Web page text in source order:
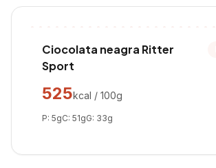
Ciocolata neagra Ritter
Sport
525kcal / 100g
P: 5gC: 51gG: 33g